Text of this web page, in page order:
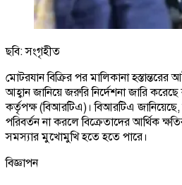
ছবি: সংগৃহীত
মোটরযান বিক্রির পর মালিকানা হস্তান্তরের
আহ্বান জানিয়ে জরুরি নির্দেশনা জারি
কর্তৃপক্ষ (বিআরটিএ)। বিআরটিএ জানিয়েছে,
পরিবর্তন না করলে বিক্রেতাদের আর্থিক
সমস্যার মুখোমুখি হতে হতে পারে।
বিজ্ঞাপন